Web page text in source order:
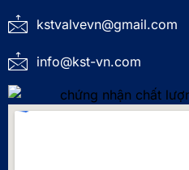
kstvalvevn@gmail.com
info@kst-vn.com